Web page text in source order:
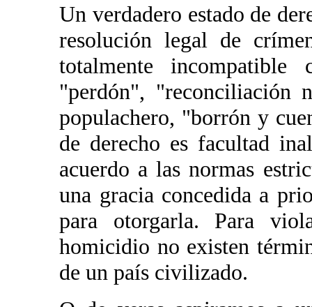
Un verdadero estado de
resolución legal de
totalmente incompatible
"perdón", "reconciliación
populachero, "borrón y
de derecho es facultad
acuerdo a las normas
una gracia concedida a
para otorgarla. Para
homicidio no existen
de un país civilizado.